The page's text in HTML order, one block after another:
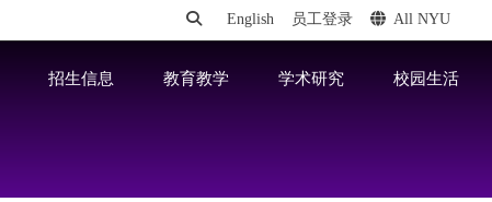
English 员工登录 All NYU
招生信息 教育教学 学术研究 校园生活